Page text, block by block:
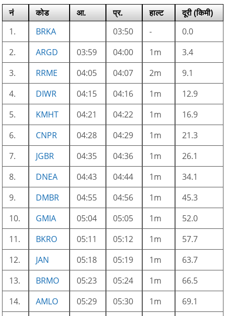
नं कोड आ. प्र. हाल्ट
दूरी (किमी)
1.
BRKA 03:50 -
0.0
2.
ARGD 03:59 04:00 1m
3.4
3.
RRME 04:05 04:07 2m
9.1
4.
DIWR 04:15 04:16 1m
12.9
5.
KMHT 04:21 04:22 1m
16.9
6.
CNPR 04:28 04:29 1m
21.3
7.
JGBR 04:35 04:36 1m
26.1
8.
DNEA 04:43 04:44 1m
34.1
9.
DMBR 04:55 04:56 1m
45.3
10.
GMIA 05:04 05:05 1m
52.0
11.
BKRO 05:11 05:12 1m
57.7
12.
JAN 05:18 05:19 1m
63.7
13.
BRMO 05:23 05:24 1m
66.5
14.
AMLO 05:29 05:30 1m
69.1